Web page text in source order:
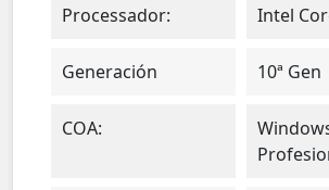
Processador:
Intel
Generación 10ª Gen
COA: